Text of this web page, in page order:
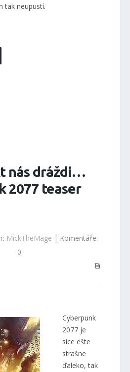
tak neupustí.
nás dráždi…
2077 teaser
MickTheMage | Komentáře:
0
Cyberpunk
2077 je
síce ešte
strašne
ďaleko, tak